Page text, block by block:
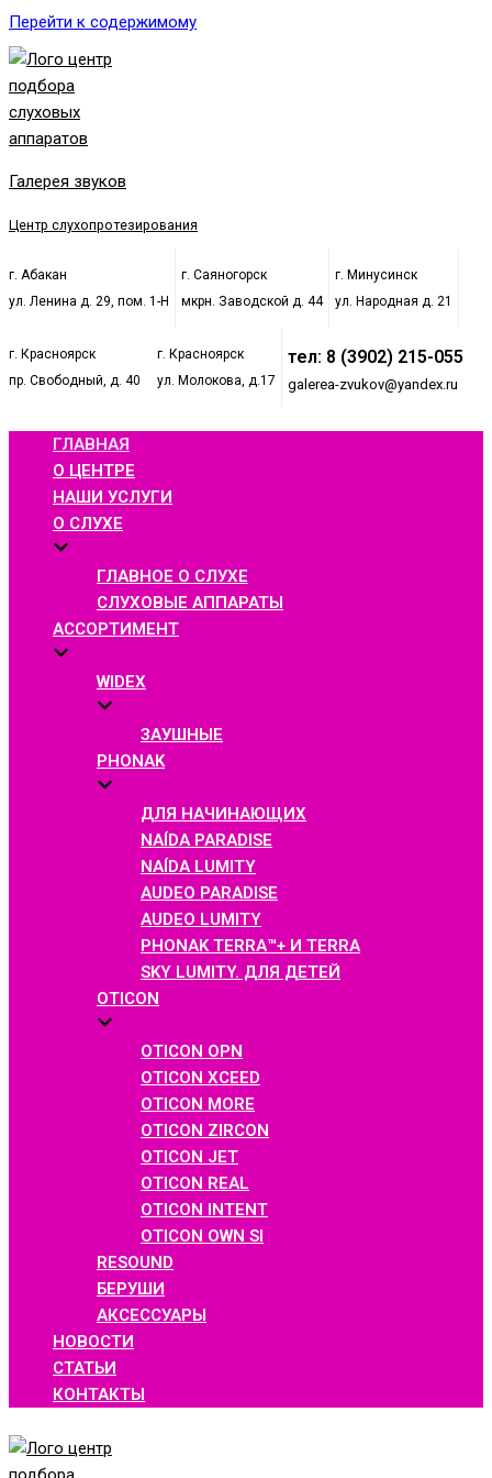
Перейти к содержимому
Галерея звуков
Центр слухопротезирования
г. Абакан
ул. Ленина д. 29, пом. 1-Н
г. Саяногорск
мкрн. Заводской д. 44
г. Минусинск
ул. Народная д. 21
г. Красноярск
пр. Свободный, д. 40
г. Красноярск
ул. Молокова, д.17
тел: 8 (3902) 215-055
galerea-zvukov@yandex.ru
ГЛАВНАЯ
О ЦЕНТРЕ
НАШИ УСЛУГИ
О СЛУХЕ
ГЛАВНОЕ О СЛУХЕ
СЛУХОВЫЕ АППАРАТЫ
АССОРТИМЕНТ
WIDEX
ЗАУШНЫЕ
PHONAK
ДЛЯ НАЧИНАЮЩИХ
NAÍDA PARADISE
NAÍDA LUMITY
AUDEO PARADISE
AUDEO LUMITY
PHONAK TERRA™+ И TERRA
SKY LUMITY. ДЛЯ ДЕТЕЙ
OTICON
OTICON OPN
OTICON XCEED
OTICON MORE
OTICON ZIRCON
OTICON JET
OTICON REAL
OTICON INTENT
OTICON OWN SI
RESOUND
БЕРУШИ
АКСЕССУАРЫ
НОВОСТИ
СТАТЬИ
КОНТАКТЫ